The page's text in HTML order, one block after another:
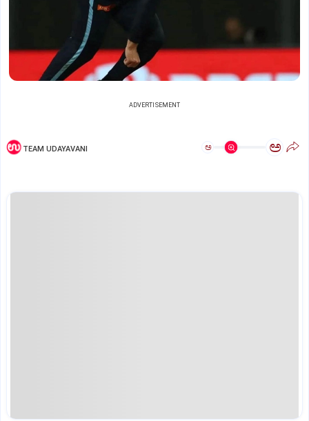
ADVERTISEMENT
TEAM UDAYAVANI ಅ ಅ